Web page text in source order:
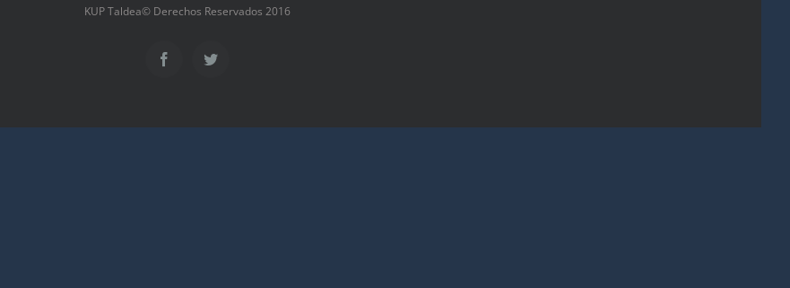
KUP Taldea© Derechos Reservados 2016
FacebookTwitter